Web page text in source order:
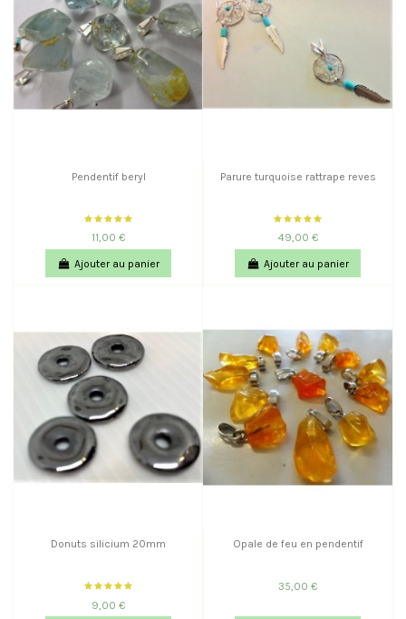
Pendentif beryl
11,00 €
Ajouter au panier
Parure turquoise rattrape reves
49,00 €
Ajouter au panier
Donuts silicium 20mm
9,00 €
Opale de feu en pendentif
35,00 €